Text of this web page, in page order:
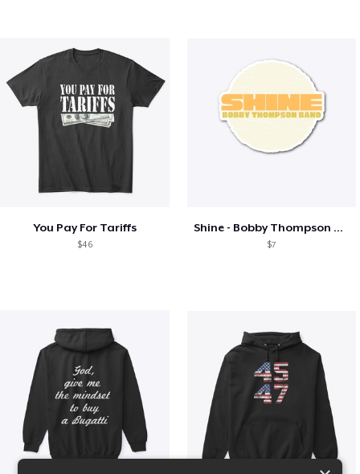
You Pay For Tariffs
$46
Shine - Bobby Thompson Band Merch
$7